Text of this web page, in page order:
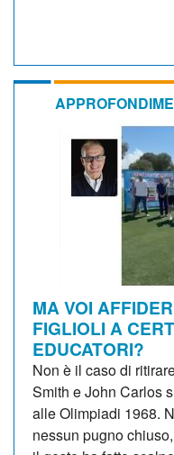
MA VOI
FIGLIOLI A
EDUCATORI?
Non è il caso di
Smith e John Carlos
alle Olimpiadi 1968.
nessun pugno